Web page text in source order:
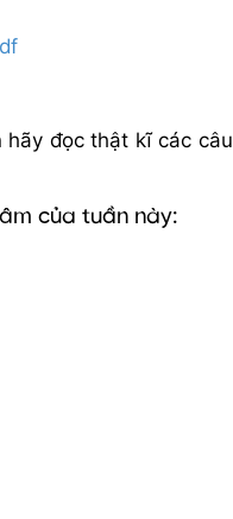
đọc thật kĩ các câu
của tuần này: